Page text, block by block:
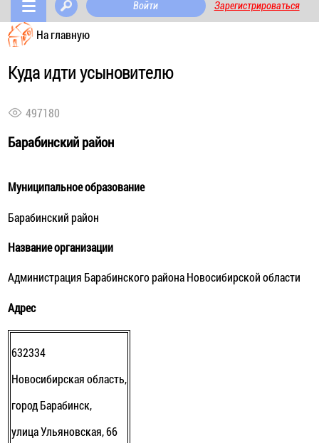
Войти Зарегистрироваться
На главную
Куда идти усыновителю
497180
Барабинский район
Муниципальное образование
Барабинский район
Название организации
Администрация Барабинского района Новосибирской области
Адрес
632334
Новосибирская область,
город Барабинск,
улица Ульяновская, 66